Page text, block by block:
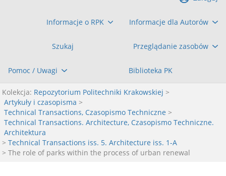
Informacje o RPK Informacje dla Autorów
Szukaj Przeglądanie zasobów
Pomoc / Uwagi Biblioteka PK
Kolekcja: Repozytorium Politechniki Krakowskiej >
Artykuły i czasopisma >
Technical Transactions, Czasopismo Techniczne >
Technical Transactions. Architecture, Czasopismo Techniczne.
Architektura
> Technical Transactions iss. 5. Architecture iss. 1-A
> The role of parks within the process of urban renewal